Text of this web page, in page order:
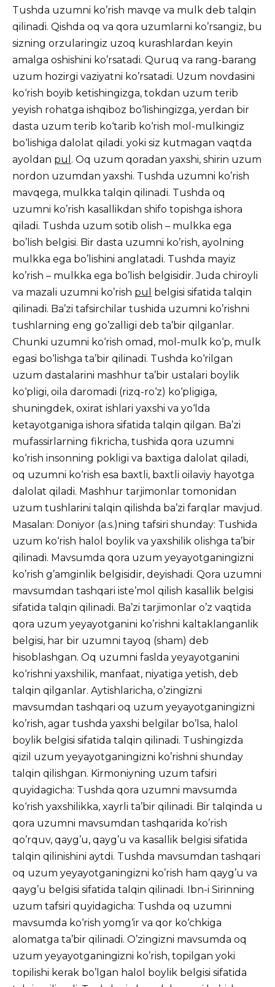
Tushda uzumni ko’rish mavqe va mulk deb talqin
qilinadi. Qishda oq va qora uzumlarni ko’rsangiz, bu
sizning orzularingiz uzoq kurashlardan keyin
amalga oshishini ko’rsatadi. Quruq va rang-barang
uzum hozirgi vaziyatni ko’rsatadi. Uzum novdasini
ko‘rish boyib ketishingizga, tokdan uzum terib
yeyish rohatga ishqiboz bo‘lishingizga, yerdan bir
dasta uzum terib ko‘tarib ko‘rish mol-mulkingiz
bo‘lishiga dalolat qiladi. yoki siz kutmagan vaqtda
ayoldan pul . Oq uzum qoradan yaxshi, shirin uzum
nordon uzumdan yaxshi. Tushda uzumni ko’rish
mavqega, mulkka talqin qilinadi. Tushda oq
uzumni ko’rish kasallikdan shifo topishga ishora
qiladi. Tushda uzum sotib olish – mulkka ega
bo’lish belgisi. Bir dasta uzumni ko’rish, ayolning
mulkka ega bo’lishini anglatadi. Tushda mayiz
ko’rish – mulkka ega bo’lish belgisidir. Juda chiroyli
va mazali uzumni ko’rish pul
belgisi sifatida talqin
qilinadi. Ba’zi tafsirchilar tushida uzumni ko’rishni
tushlarning eng go’zalligi deb ta’bir qilganlar.
Chunki uzumni ko‘rish omad, mol-mulk ko‘p, mulk
egasi bo‘lishga ta’bir qilinadi. Tushda ko‘rilgan
uzum dastalarini mashhur ta’bir ustalari boylik
ko‘pligi, oila daromadi (rizq-ro‘z) ko‘pligiga,
shuningdek, oxirat ishlari yaxshi va yo‘lda
ketayotganiga ishora sifatida talqin qilgan. Ba’zi
mufassirlarning fikricha, tushida qora uzumni
ko‘rish insonning pokligi va baxtiga dalolat qiladi,
oq uzumni ko‘rish esa baxtli, baxtli oilaviy hayotga
dalolat qiladi. Mashhur tarjimonlar tomonidan
uzum tushlarini talqin qilishda ba’zi farqlar mavjud.
Masalan: Doniyor (a.s.)ning tafsiri shunday: Tushida
uzum ko‘rish halol boylik va yaxshilik olishga ta’bir
qilinadi. Mavsumda qora uzum yeyayotganingizni
ko’rish g’amginlik belgisidir, deyishadi. Qora uzumni
mavsumdan tashqari iste’mol qilish kasallik belgisi
sifatida talqin qilinadi. Ba’zi tarjimonlar o’z vaqtida
qora uzum yeyayotganini ko’rishni kaltaklanganlik
belgisi, har bir uzumni tayoq (sham) deb
hisoblashgan. Oq uzumni faslda yeyayotganini
ko‘rishni yaxshilik, manfaat, niyatiga yetish, deb
talqin qilganlar. Aytishlaricha, o’zingizni
mavsumdan tashqari oq uzum yeyayotganingizni
ko’rish, agar tushda yaxshi belgilar bo’lsa, halol
boylik belgisi sifatida talqin qilinadi. Tushingizda
qizil uzum yeyayotganingizni ko’rishni shunday
talqin qilishgan. Kirmoniyning uzum tafsiri
quyidagicha: Tushda qora uzumni mavsumda
ko‘rish yaxshilikka, xayrli ta’bir qilinadi. Bir talqinda u
qora uzumni mavsumdan tashqarida ko’rish
qo’rquv, qayg’u, qayg’u va kasallik belgisi sifatida
talqin qilinishini aytdi. Tushda mavsumdan tashqari
oq uzum yeyayotganingizni ko’rish ham qayg’u va
qayg’u belgisi sifatida talqin qilinadi. Ibn-i Sirinning
uzum tafsiri quyidagicha: Tushda oq uzumni
mavsumda ko‘rish yomg‘ir va qor ko‘chkiga
alomatga ta’bir qilinadi. O’zingizni mavsumda oq
uzum yeyayotganingizni ko’rish, topilgan yoki
topilishi kerak bo’lgan halol boylik belgisi sifatida